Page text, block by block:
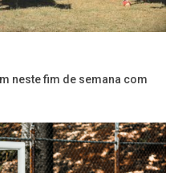
neste fim de semana com